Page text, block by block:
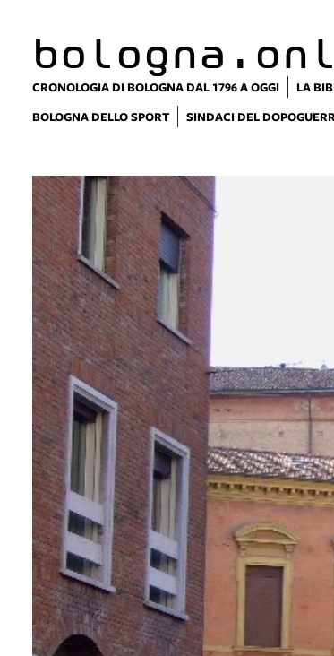
CRONOLOGIA DI BOLOGNA DAL 1796 A OGGI LA
BOLOGNA DELLO SPORT
SINDACI DEL